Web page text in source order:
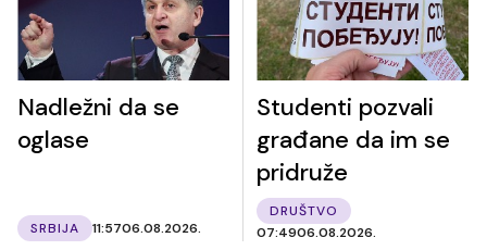
Nadležni da se
oglase
SRBIJA 11:5706.08.2026.
Studenti pozvali
građane da im se
pridruže
DRUŠTVO
07:4906.08.2026.